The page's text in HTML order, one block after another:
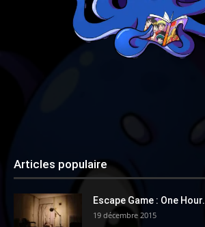
Articles populaire
Escape Game : One Hour.
19 décembre 2015